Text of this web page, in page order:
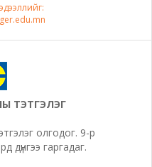
ТЭТГЭЛЭГ
олгодог. 9-р
дүнгээ гаргадаг.